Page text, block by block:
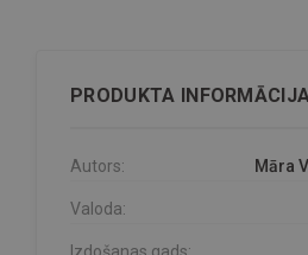
PRODUKTA
Autors: Māra
Valoda: